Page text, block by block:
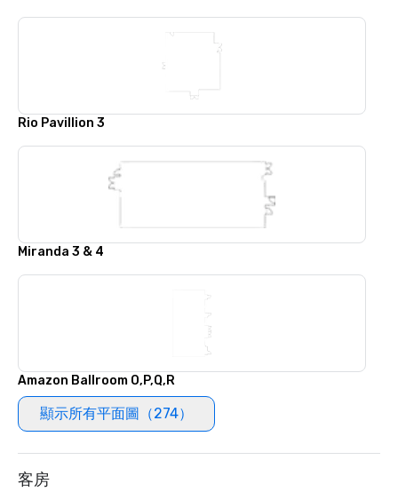
Rio Pavillion 3
Miranda 3 & 4
Amazon Ballroom O,P,Q,R
顯示所有平面圖（274）
客房